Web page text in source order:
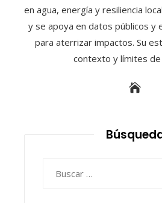
en agua, energía y resiliencia
y se apoya en datos públicos y
para aterrizar impactos. Su
contexto y límites